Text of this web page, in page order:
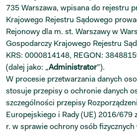
735 Warszawa, wpisana do rejestru
Krajowego Rejestru Sądowego
Rejonowy dla m. st. Warszawy w
Gospodarczy Krajowego Rejestru
KRS: 0000814148, REGON:
(dalej jako: „Administrator”).
W procesie przetwarzania danych
stosuje przepisy o ochronie danych
szczególności przepisy
Europejskiego i Rady (UE) 2016/679
r. w sprawie ochrony osób fizycznych